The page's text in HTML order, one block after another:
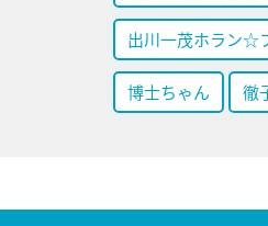
出川一茂ホラン☆
博士ちゃん 徹